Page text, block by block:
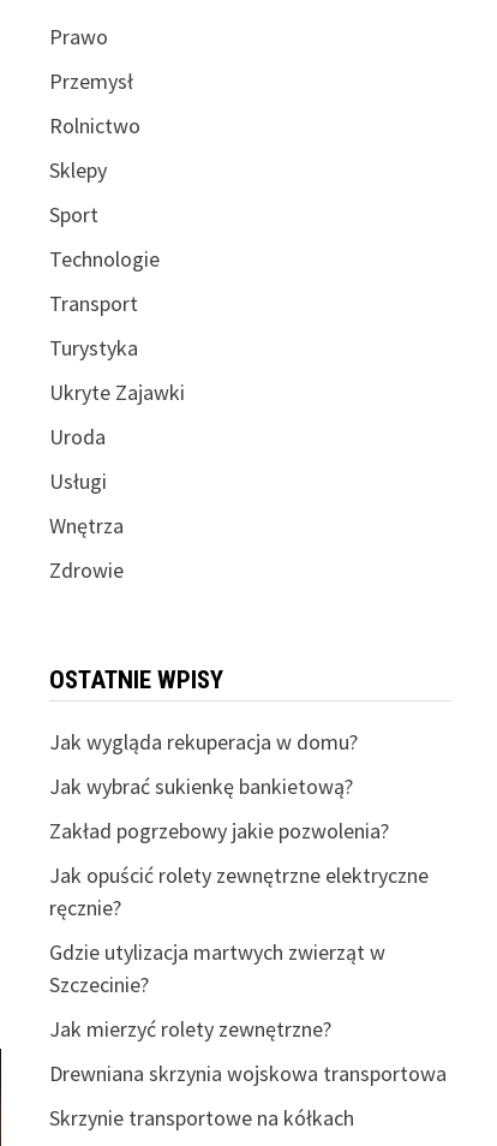
Prawo
Przemysł
Rolnictwo
Sklepy
Sport
Technologie
Transport
Turystyka
Ukryte Zajawki
Uroda
Usługi
Wnętrza
Zdrowie
OSTATNIE WPISY
Jak wygląda rekuperacja w domu?
Jak wybrać sukienkę bankietową?
Zakład pogrzebowy jakie pozwolenia?
Jak opuścić rolety zewnętrzne elektryczne
ręcznie?
Gdzie utylizacja martwych zwierząt w
Szczecinie?
Jak mierzyć rolety zewnętrzne?
Drewniana skrzynia wojskowa transportowa
Skrzynie transportowe na kółkach